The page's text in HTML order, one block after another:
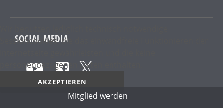
SOCIAL MEDIA
Mitglied werden
Sessioncookies, die das einwandfreie Funktionieren der
personenbezogenen Daten enthalten.
AKZEPTIEREN